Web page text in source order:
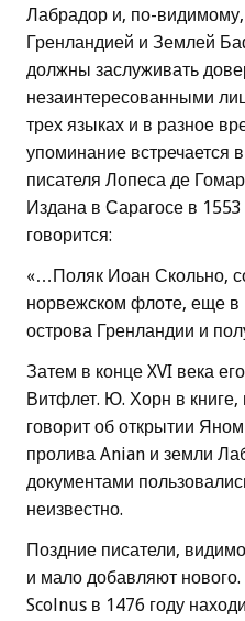
Лабрадор и, по-
Гренландией и Землей
должны заслуживать
незаинтересованными
трех языках и в разное
упоминание встречается
писателя Лопеса де
Издана в Сарагосе в 1553
говорится:
«…Поляк Иоан Скольно,
норвежском флоте, еще в
острова Гренландии и
Затем в конце XVI века
Витфлет. Ю. Хорн в книге,
говорит об открытии
пролива Anian и земли
документами
неизвестно.
Поздние писатели,
и мало добавляют
Scolnus в 1476 году